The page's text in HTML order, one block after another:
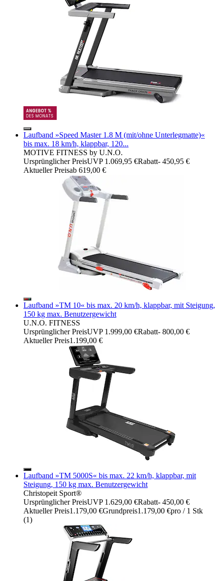
Laufband »Speed Master 1.8 M (mit/ohne Unterlegmatte)«
bis max. 18 km/h, klappbar, 120...
MOTIVE FITNESS by U.N.O.
Ursprünglicher PreisUVP 1.069,95 €Rabatt- 450,95 €
Aktueller Preisab 619,00 €
Laufband »TM 10« bis max. 20 km/h, klappbar, mit Steigung,
150 kg max. Benutzergewicht
U.N.O. FITNESS
Ursprünglicher PreisUVP 1.999,00 €Rabatt- 800,00 €
Aktueller Preis1.199,00 €
Laufband »TM 5000S« bis max. 22 km/h, klappbar, mit
Steigung, 150 kg max. Benutzergewicht
Christopeit Sport®
Ursprünglicher PreisUVP 1.629,00 €Rabatt- 450,00 €
Aktueller Preis1.179,00 €Grundpreis1.179,00 €pro / 1 Stk
(1)